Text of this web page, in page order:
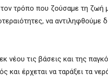
τρόπο που ζούσαμε τη
να αντιληφθούμε
νέου τις βάσεις και της
και έρχεται να ταράξει τα